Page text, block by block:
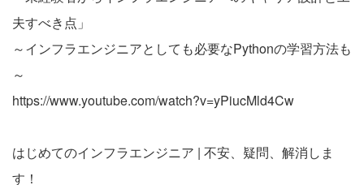
夫すべき点」
～インフラエンジニアとしても必要なPythonの学習方法も
～
https://www.youtube.com/watch?v=yPiucMld4Cw
はじめてのインフラエンジニア | 不安、疑問、解消しま
す！